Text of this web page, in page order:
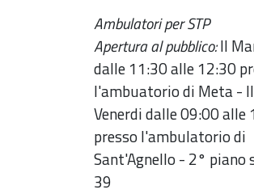
Ambulatori per STP
Apertura al pubblico:Il
dalle 11:30 alle 12:30
l'ambuatorio di Meta - Il
Venerdi dalle 09:00 alle
presso l'ambulatorio di
Sant'Agnello - 2° piano
39